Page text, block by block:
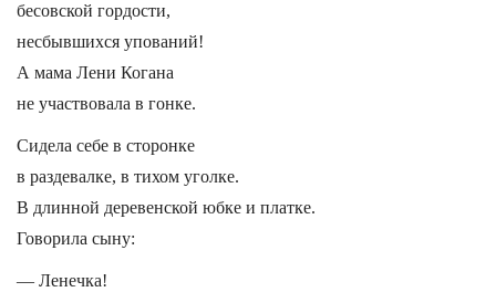
бесовской гордости,
несбывшихся упований!
А мама Лени Когана
не участвовала в гонке.
Сидела себе в сторонке
в раздевалке, в тихом уголке.
В длинной деревенской юбке и платке.
Говорила сыну:
— Ленечка!